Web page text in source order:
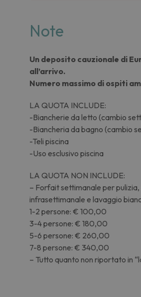
Note
Un deposito cauzionale di
all’arrivo.
Numero massimo di ospiti
LA QUOTA INCLUDE:
-Biancherie da letto (cambio
-Biancheria da bagno (cambio
-Teli piscina
-Uso esclusivo piscina
LA QUOTA NON INCLUDE:
– Forfait settimanale per pulizia,
infrasettimanale e lavaggio
1-2 persone: € 100,00
3-4 persone: € 180,00
5-6 persone: € 260,00
7-8 persone: € 340,00
– Tutto quanto non riportato in